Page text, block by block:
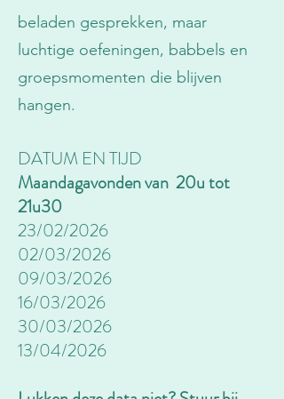
beladen gesprekken, maar
luchtige oefeningen, babbels en
groepsmomenten die blijven
hangen.
DATUM EN TIJD
Maandagavonden van 20u tot
21u30
23/02/2026
02/03/2026
09/03/2026
16/03/2026
30/03/2026
13/04/2026